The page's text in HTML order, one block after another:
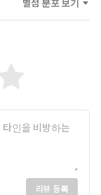
주의의 미래를 함
별점 분포 보기
리뷰 등록